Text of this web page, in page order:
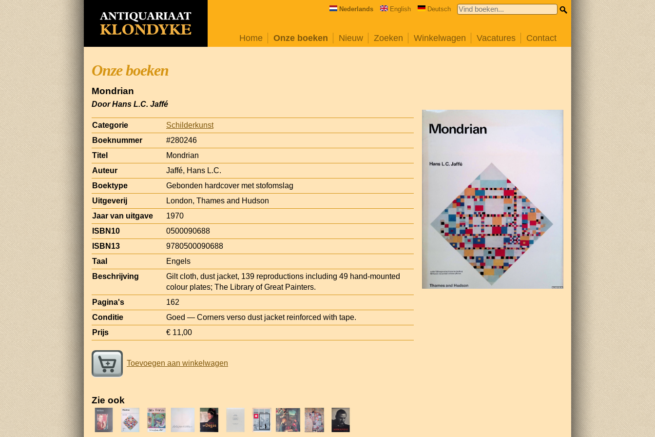
Nederlands English Deutsch
Home Onze boeken Nieuw Zoeken Winkelwagen Vacatures Contact
Onze boeken
Mondrian
Door Hans L.C. Jaffé
Categorie
Schilderkunst
Boeknummer
#280246
Titel
Mondrian
Auteur
Jaffé, Hans L.C.
Boektype
Gebonden hardcover met stofomslag
Uitgeverij
London, Thames and Hudson
Jaar van uitgave
1970
ISBN10
0500090688
ISBN13
9780500090688
Taal
Engels
Beschrijving
Gilt cloth, dust jacket, 139 reproductions including 49 hand-mounted
colour plates; The Library of Great Painters.
Pagina's
162
Conditie
Goed — Corners verso dust jacket reinforced with tape.
Prijs
€ 11,00
Toevoegen aan winkelwagen
Zie ook